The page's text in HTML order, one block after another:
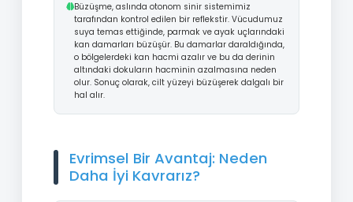
Büzüşme, aslında otonom sinir sistemimiz
tarafından kontrol edilen bir reflekstir. Vücudumuz
suya temas ettiğinde, parmak ve ayak uçlarındaki
kan damarları büzüşür. Bu damarlar daraldığında,
o bölgelerdeki kan hacmi azalır ve bu da derinin
altındaki dokuların hacminin azalmasına neden
olur. Sonuç olarak, cilt yüzeyi büzüşerek dalgalı bir
hal alır.
Evrimsel Bir Avantaj: Neden
Daha İyi Kavrarız?